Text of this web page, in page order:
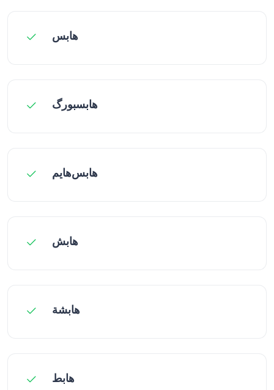
هابس
هابسبورگ
هابس‌هایم
هابش
هابشة
هابط